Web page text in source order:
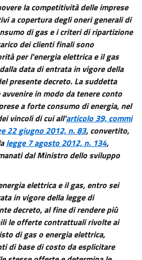
la competitività delle imprese
a copertura degli oneri generali di
di gas e i criteri di ripartizione
dei clienti finali sono
per l'energia elettrica e il gas
data di entrata in vigore della
presente decreto. La suddetta
in modo da tenere conto
a forte consumo di energia, nel
vincoli di cui all'articolo 39, commi
22 giugno 2012, n. 83, convertito,
legge 7 agosto 2012, n. 134,
dal Ministro dello sviluppo
elettrica e il gas, entro sei
in vigore della legge di
decreto, al fine di rendere più
le offerte contrattuali rivolte ai
di gas o energia elettrica,
di base di costo da esplicitare